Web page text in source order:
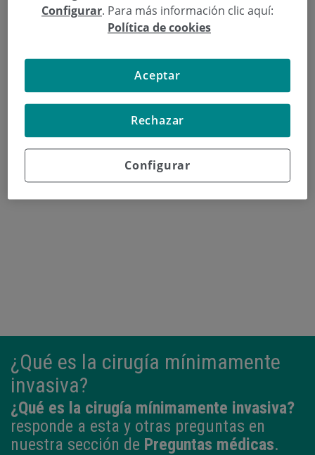
Carmen Tauste Rubio , Edurne Uzcudun Jáuregui,incontinencia,
perdida,sofocos ,Toño Lara González
Los deportes de impacto, como correr, hacer
aerobic, tenis… son factores de riesgo. Y
también todo aquello que aumenta la presión en
la zona y obliga a hacer esfuerzos, como el
estreñimiento, estornudar o toser mucho.
Continuar leyendo
¿Qué es la cirugía mínimamente
invasiva?
¿Qué es la cirugía mínimamente invasiva?
responde a esta y otras preguntas en
nuestra sección de Preguntas médicas.
Configurar. Para más información clic aquí:
Política de cookies
Configurar
Rechazar
Aceptar